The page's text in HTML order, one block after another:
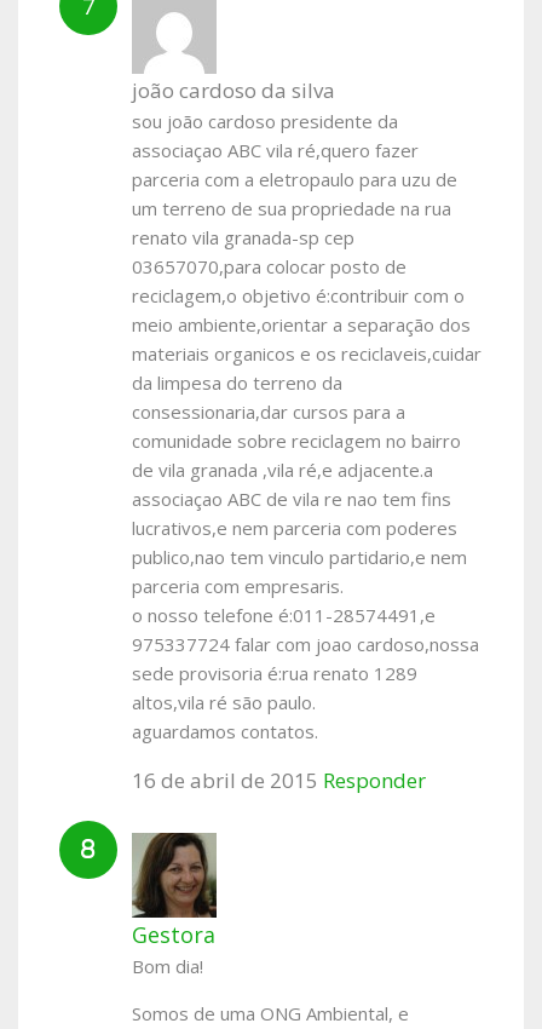
joão cardoso da silva
sou joão cardoso presidente da
associaçao ABC vila ré,quero fazer
parceria com a eletropaulo para uzu de
um terreno de sua propriedade na rua
renato vila granada-sp cep
03657070,para colocar posto de
reciclagem,o objetivo é:contribuir com o
meio ambiente,orientar a separação dos
materiais organicos e os reciclaveis,cuidar
da limpesa do terreno da
consessionaria,dar cursos para a
comunidade sobre reciclagem no bairro
de vila granada ,vila ré,e adjacente.a
associaçao ABC de vila re nao tem fins
lucrativos,e nem parceria com poderes
publico,nao tem vinculo partidario,e nem
parceria com empresaris.
o nosso telefone é:011-28574491,e
975337724 falar com joao cardoso,nossa
sede provisoria é:rua renato 1289
altos,vila ré são paulo.
aguardamos contatos.
16 de abril de 2015 Responder
Gestora
Bom dia!
Somos de uma ONG Ambiental, e